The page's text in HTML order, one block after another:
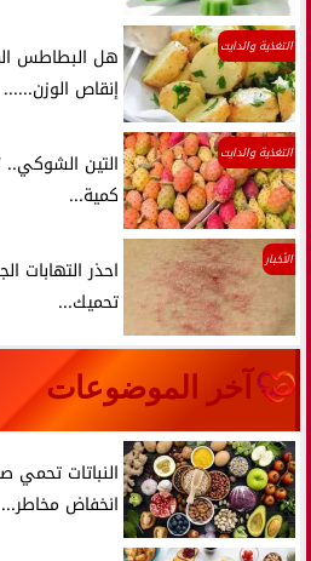
التغذية والدايت
هل البطاطس
إنقاص الوزن......
التغذية والدايت
كمية...
الأخبار
تحميك...
آخر الموضوعات
النباتات
انخفاض مخاطر...